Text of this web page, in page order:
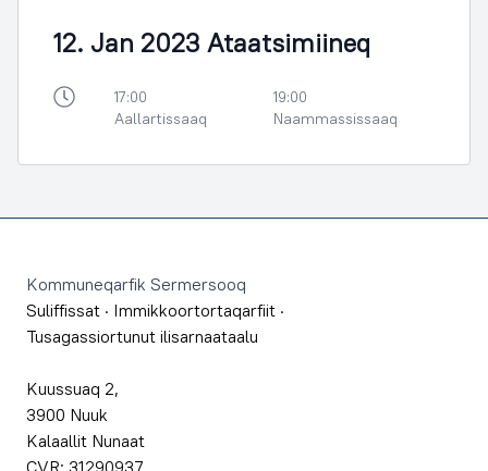
12. Jan 2023 Ataatsimiineq
17:00
Aallartissaaq
19:00
Naammassissaaq
Kommuneqarfik Sermersooq
Suliffissat · Immikkoortortaqarfiit ·
Tusagassiortunut ilisarnaataalu
Kuussuaq 2,
3900 Nuuk
Kalaallit Nunaat
CVR: 31290937